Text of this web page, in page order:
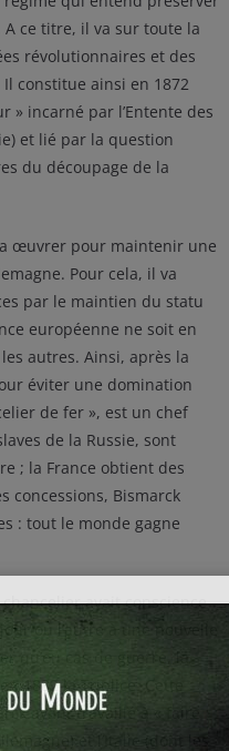
A ce titre, il va sur toute la
révolutionnaires et des
constitue ainsi en 1872
» incarné par l’Entente des
et lié par la question
du découpage de la
œuvrer pour maintenir une
Pour cela, il va
par le maintien du statu
européenne ne soit en
autres. Ainsi, après la
éviter une domination
de fer », est un chef
de la Russie, sont
; la France obtient des
concessions, Bismarck
: tout le monde gagne
avait conscience
ou l’autre à une nouvelle
qu’en cas de guerre, la
1882 la Triplice. Cette
ayant travaillé à « faire
et l’Italie (dont les